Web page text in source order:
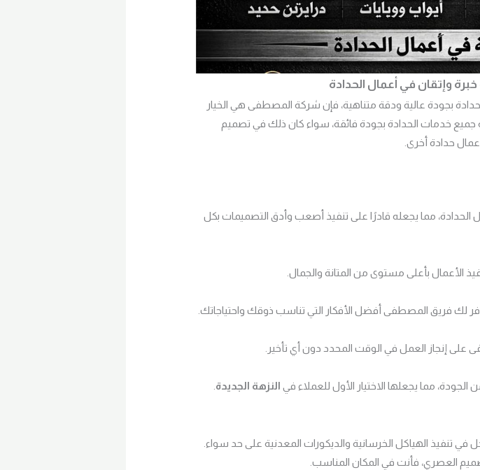
وإتقان في أعمال الحدادة
بجودة عالية ودقة متناهية، فإن شركة المصطفى هي الخيار
جميع خدمات الحدادة بجودة فائقة، سواء كان ذلك في تصميم
أعمال حدادة أخرى.
مما يجعله قادرًا على تنفيذ أصعب وأدق التصميمات بكل
الأعمال بأعلى مستوى من المتانة والجمال.
فريق المصطفى أفضل الأفكار التي تناسب ذوقك واحتياجاتك.
إنجاز العمل في الوقت المحدد دون أي تأخير.
مما يجعلها الاختيار الأول للعملاء في النزهة الجديدة
في تنفيذ الهياكل الخرسانية والديكورات المعدنية على حد سواء.
العصري، فأنت في المكان المناسب.